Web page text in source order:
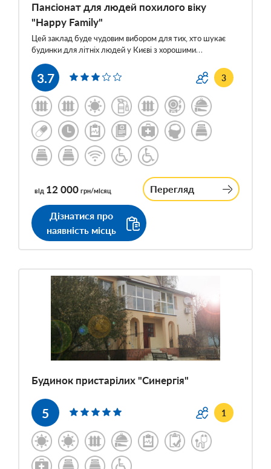
Пансіонат для людей похилого віку
"Happy Family"
Цей заклад буде чудовим вибором для тих, хто шукає
будинки для літніх людей у Києві з хорошими…
3.7 3
від 12 000 грн/місяц Перегляд
Дізнатися про
наявність місць
Будинок пристарілих "Синергія"
5 1